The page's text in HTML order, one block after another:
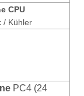
CPU
/ Kühler
PC4 (24